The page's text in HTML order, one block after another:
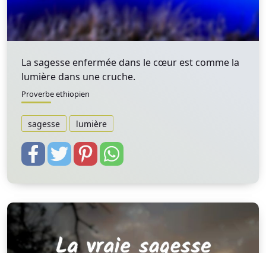
La sagesse enfermée dans le cœur est comme la
lumière dans une cruche.
Proverbe ethiopien
sagesse lumière